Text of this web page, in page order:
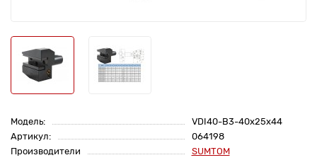
Модель:
VDI40-B3-40x25x44
Артикул:
064198
Производители
SUMTOM